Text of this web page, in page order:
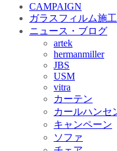
CAMPAIGN
ガラスフィルム施工
ニュース・ブログ
artek
hermanmiller
JBS
USM
vitra
カーテン
カールハンセ
キャンペーン
ソファ